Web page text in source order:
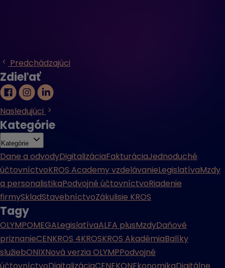
Predchádzajúci
Zdieľať
Nasledujúci
Kategórie
Kategórie
Dane a odvodyDigitalizáciaFakturáciaJednoduché
účtovníctvoKROS Academy vzdelávanieLegislatívaMzdy
a personalistikaPodvojné účtovníctvoRiadenie
firmySkladStavebníctvoZákulisie KROS
Tagy
OLYMPOMEGALegislatívaALFA plusMzdyDaňové
priznanieCENKROS 4KROSKROS AkadémiaBalíky
služiebONIXNová verzia OLYMPPodvojné